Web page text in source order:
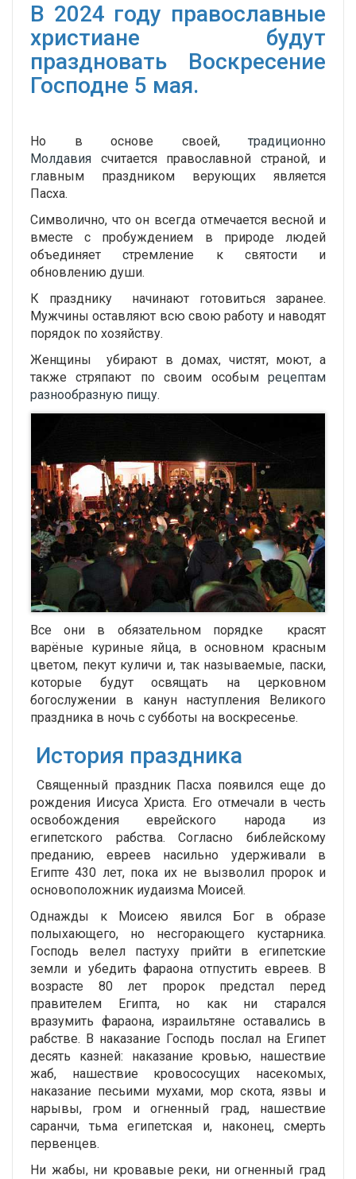
В 2024 году православные
христиане будут
праздновать Воскресение
Господне 5 мая.
Но в основе своей, традиционно
Молдавия считается православной страной, и
главным праздником верующих является
Пасха.
Символично, что он всегда отмечается весной и
вместе с пробуждением в природе людей
объединяет стремление к святости и
обновлению души.
К празднику начинают готовиться заранее.
Мужчины оставляют всю свою работу и наводят
порядок по хозяйству.
Женщины убирают в домах, чистят, моют, а
также стряпают по своим особым рецептам
разнообразную пищу.
Все они в обязательном порядке красят
варёные куриные яйца, в основном красным
цветом, пекут куличи и, так называемые, паски,
которые будут освящать на церковном
богослужении в канун наступления Великого
праздника в ночь с субботы на воскресенье.
История праздника
Священный праздник Пасха появился еще до
рождения Иисуса Христа. Его отмечали в честь
освобождения еврейского народа из
египетского рабства. Согласно библейскому
преданию, евреев насильно удерживали в
Египте 430 лет, пока их не вызволил пророк и
основоположник иудаизма Моисей.
Однажды к Моисею явился Бог в образе
полыхающего, но несгорающего кустарника.
Господь велел пастуху прийти в египетские
земли и убедить фараона отпустить евреев. В
возрасте 80 лет пророк предстал перед
правителем Египта, но как ни старался
вразумить фараона, израильтяне оставались в
рабстве. В наказание Господь послал на Египет
десять казней: наказание кровью, нашествие
жаб, нашествие кровососущих насекомых,
наказание песьими мухами, мор скота, язвы и
нарывы, гром и огненный град, нашествие
саранчи, тьма египетская и, наконец, смерть
первенцев.
Ни жабы, ни кровавые реки, ни огненный град